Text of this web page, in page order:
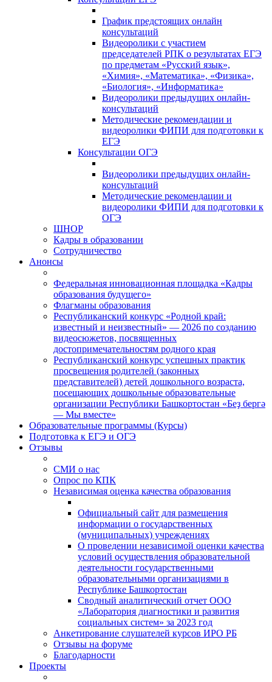
График предстоящих онлайн
консультаций
Видеоролики с участием
председателей РПК о результатах ЕГЭ
по предметам «Русский язык»,
«Химия», «Математика», «Физика»,
«Биология», «Информатика»
Видеоролики предыдущих онлайн-
консультаций
Методические рекомендации и
видеоролики ФИПИ для подготовки к
ЕГЭ
Консультации ОГЭ
Видеоролики предыдущих онлайн-
консультаций
Методические рекомендации и
видеоролики ФИПИ для подготовки к
ОГЭ
ШНОР
Кадры в образовании
Сотрудничество
Анонсы
Федеральная инновационная площадка «Кадры
образования будущего»
Флагманы образования
Республиканский конкурс «Родной край:
известный и неизвестный» — 2026 по созданию
видеосюжетов, посвященных
достопримечательностям родного края
Республиканский конкурс успешных практик
просвещения родителей (законных
представителей) детей дошкольного возраста,
посещающих дошкольные образовательные
организации Республики Башкортостан «Беҙ бергә
— Мы вместе»
Образовательные программы (Курсы)
Подготовка к ЕГЭ и ОГЭ
Отзывы
СМИ о нас
Опрос по КПК
Независимая оценка качества образования
Официальный сайт для размещения
информации о государственных
(муниципальных) учреждениях
О проведении независимой оценки качества
условий осуществления образовательной
деятельности государственными
образовательными организациями в
Республике Башкортостан
Сводный аналитический отчет ООО
«Лаборатория диагностики и развития
социальных систем» за 2023 год
Анкетирование слушателей курсов ИРО РБ
Отзывы на форуме
Благодарности
Проекты